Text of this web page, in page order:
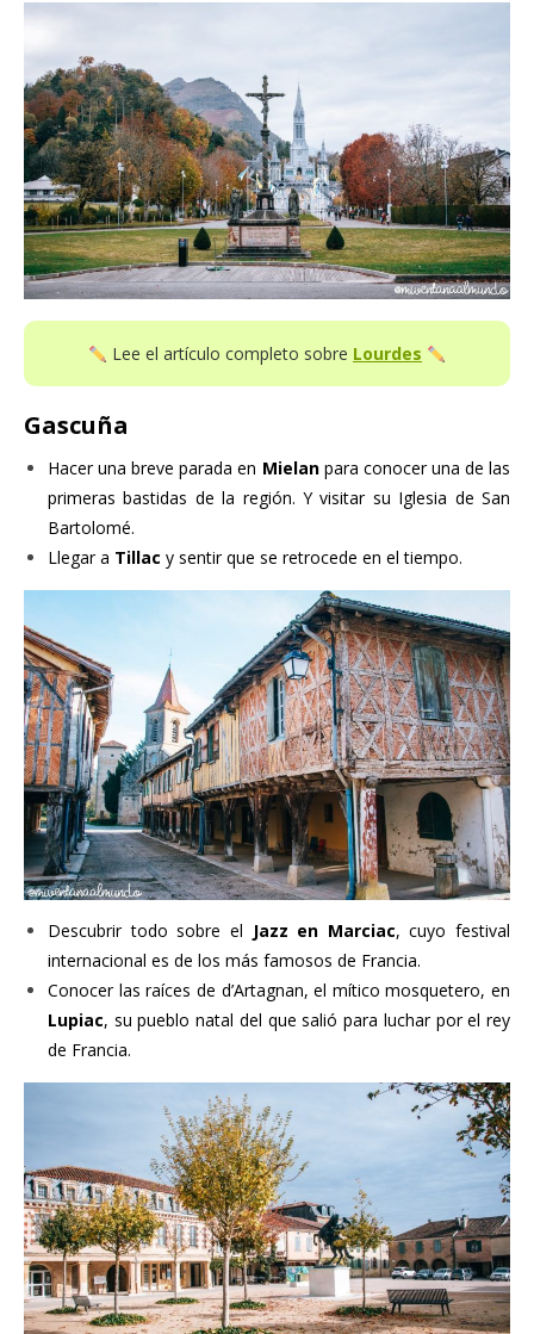
Lee el artículo completo sobre Lourdes
Gascuña
Hacer una breve parada en Mielan para conocer una de las
primeras bastidas de la región. Y visitar su Iglesia de San
Bartolomé.
Llegar a Tillac y sentir que se retrocede en el tiempo.
Descubrir todo sobre el Jazz en Marciac, cuyo festival
internacional es de los más famosos de Francia.
Conocer las raíces de d’Artagnan, el mítico mosquetero, en
Lupiac, su pueblo natal del que salió para luchar por el rey
de Francia.